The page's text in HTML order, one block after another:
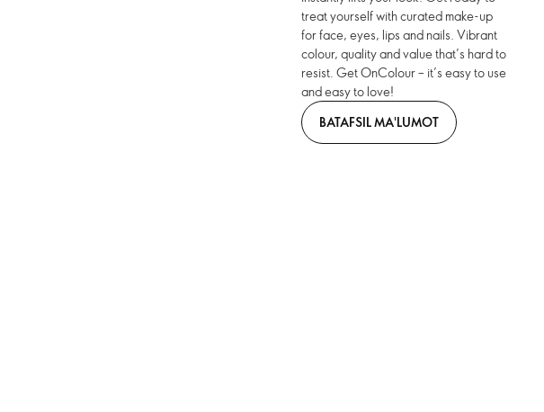
treat yourself with curated make-up
for face, eyes, lips and nails. Vibrant
colour, quality and value that’s hard to
resist. Get OnColour – it’s easy to use
and easy to love!
BATAFSIL MA'LUMOT